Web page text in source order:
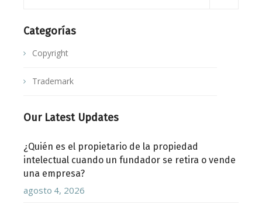
Categorías
Copyright
Trademark
Our Latest Updates
¿Quién es el propietario de la propiedad
intelectual cuando un fundador se retira o vende
una empresa?
agosto 4, 2026